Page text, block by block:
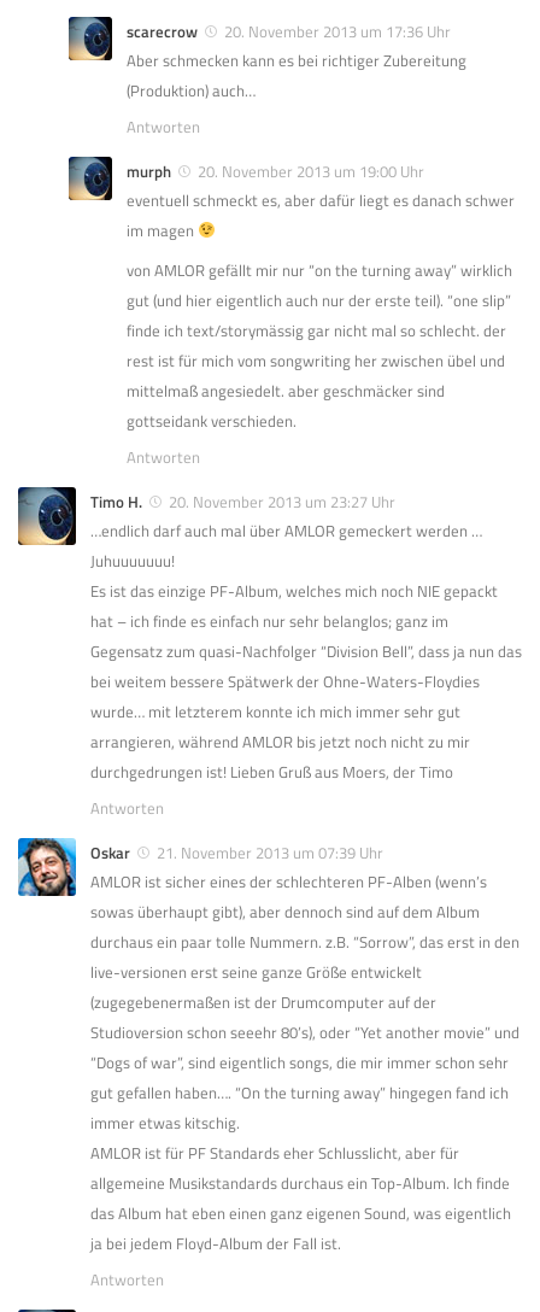
scarecrow
20. November 2013 um 17:36 Uhr
Aber schmecken kann es bei richtiger Zubereitung
(Produktion) auch…
Antworten
murph
20. November 2013 um 19:00 Uhr
eventuell schmeckt es, aber dafür liegt es danach schwer
im magen
von AMLOR gefällt mir nur “on the turning away” wirklich
gut (und hier eigentlich auch nur der erste teil). “one slip”
finde ich text/storymässig gar nicht mal so schlecht. der
rest ist für mich vom songwriting her zwischen übel und
mittelmaß angesiedelt. aber geschmäcker sind
gottseidank verschieden.
Antworten
Timo H.
20. November 2013 um 23:27 Uhr
…endlich darf auch mal über AMLOR gemeckert werden …
Juhuuuuuuu!
Es ist das einzige PF-Album, welches mich noch NIE gepackt
hat – ich finde es einfach nur sehr belanglos; ganz im
Gegensatz zum quasi-Nachfolger “Division Bell”, dass ja nun das
bei weitem bessere Spätwerk der Ohne-Waters-Floydies
wurde… mit letzterem konnte ich mich immer sehr gut
arrangieren, während AMLOR bis jetzt noch nicht zu mir
durchgedrungen ist! Lieben Gruß aus Moers, der Timo
Antworten
Oskar
21. November 2013 um 07:39 Uhr
AMLOR ist sicher eines der schlechteren PF-Alben (wenn’s
sowas überhaupt gibt), aber dennoch sind auf dem Album
durchaus ein paar tolle Nummern. z.B. “Sorrow”, das erst in den
live-versionen erst seine ganze Größe entwickelt
(zugegebenermaßen ist der Drumcomputer auf der
Studioversion schon seeehr 80’s), oder “Yet another movie” und
“Dogs of war”, sind eigentlich songs, die mir immer schon sehr
gut gefallen haben…. “On the turning away” hingegen fand ich
immer etwas kitschig.
AMLOR ist für PF Standards eher Schlusslicht, aber für
allgemeine Musikstandards durchaus ein Top-Album. Ich finde
das Album hat eben einen ganz eigenen Sound, was eigentlich
ja bei jedem Floyd-Album der Fall ist.
Antworten